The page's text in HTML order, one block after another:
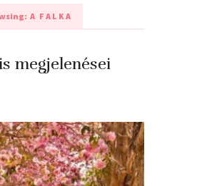
A FALKA
megjelenései